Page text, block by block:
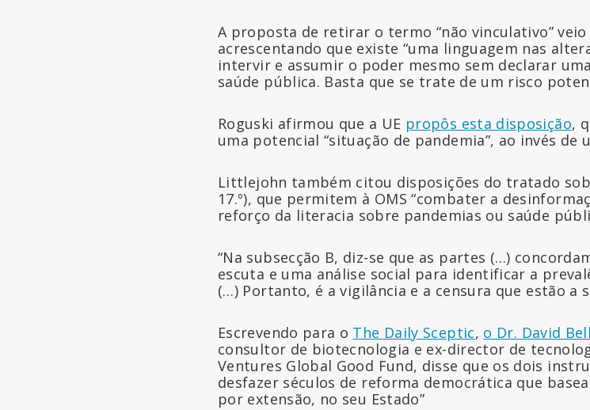
A proposta de retirar o termo “não vinculativo”
acrescentando que existe “uma linguagem nas
intervir e assumir o poder mesmo sem declarar
saúde pública. Basta que se trate de um risco
Roguski afirmou que a UE propôs esta disposição,
uma potencial “situação de pandemia”, ao invés de
Littlejohn também citou disposições do tratado
17.º), que permitem à OMS “combater a
reforço da literacia sobre pandemias ou saúde
“Na subsecção B, diz-se que as partes (…)
escuta e uma análise social para identificar a
(…) Portanto, é a vigilância e a censura que estão a
Escrevendo para o The Daily Sceptic, o Dr. David Bell
consultor de biotecnologia e ex-director de
Ventures Global Good Fund, disse que os dois
desfazer séculos de reforma democrática que
por extensão, no seu Estado”